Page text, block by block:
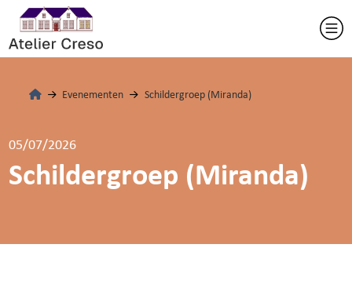
Evenementen Schildergroep (Miranda)
05/07/2026
Schildergroep (Miranda)